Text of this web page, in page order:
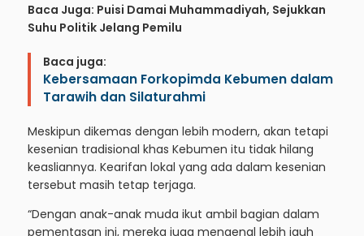
Baca Juga: Puisi Damai Muhammadiyah, Sejukkan
Suhu Politik Jelang Pemilu
Baca juga:
Kebersamaan Forkopimda Kebumen dalam
Tarawih dan Silaturahmi
Meskipun dikemas dengan lebih modern, akan tetapi
kesenian tradisional khas Kebumen itu tidak hilang
keasliannya. Kearifan lokal yang ada dalam kesenian
tersebut masih tetap terjaga.
“Dengan anak-anak muda ikut ambil bagian dalam
pementasan ini, mereka juga mengenal lebih jauh